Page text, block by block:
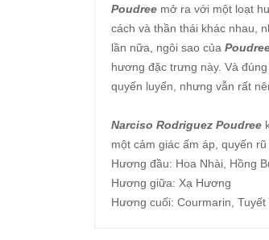
Poudree mở ra với một loạt
cách và thần thái khác nhau,
lần nữa, ngôi sao của
hương đặc trưng này. Và
quyến luyến, nhưng vẫn rất
Narciso Rodriguez Poudree
một cảm giác ấm áp, quyến
Hương đầu: Hoa Nhài, Hồng
Hương giữa: Xạ Hương
Hương cuối: Courmarin,